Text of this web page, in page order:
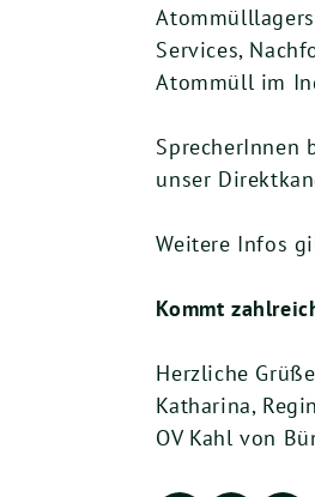
Services,
Atommüll im
SprecherInnen
unser
Weitere Infos
Kommt
Herzliche Grüße
Katharina,
OV Kahl von